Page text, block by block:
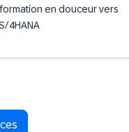
en douceur vers
4HANA